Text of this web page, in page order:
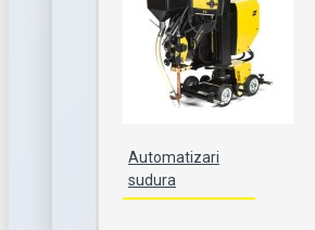
Automatizari
sudura